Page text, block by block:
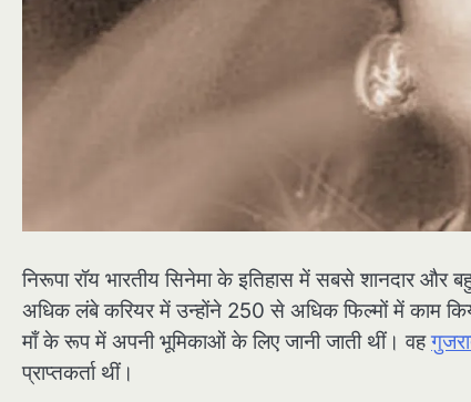
निरूपा रॉय भारतीय सिनेमा के इतिहास में सबसे शानदार
अधिक लंबे करियर में उन्होंने 250 से अधिक फिल्मों में काम
माँ के रूप में अपनी भूमिकाओं के लिए जानी जाती थीं। वह
प्राप्तकर्ता थीं।